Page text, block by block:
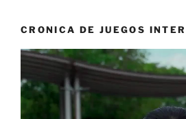
CRONICA DE JUEGOS
Reproductor
vídeo